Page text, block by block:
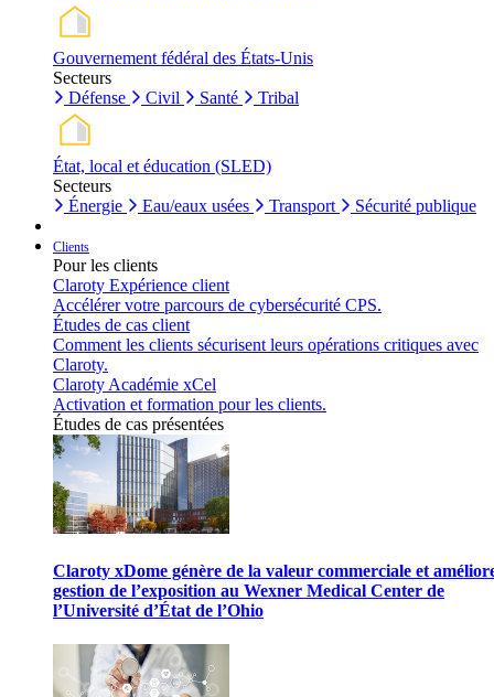
Gouvernement fédéral des États-Unis
Secteurs
Défense
Civil Santé Tribal
État, local et éducation (SLED)
Secteurs
Énergie
Eau/eaux usées Transport Sécurité publique
Clients
Pour les clients
Claroty Expérience client
Accélérer votre parcours de cybersécurité CPS.
Études de cas client
Comment les clients sécurisent leurs opérations critiques avec
Claroty.
Claroty Académie xCel
Activation et formation pour les clients.
Études de cas présentées
Claroty xDome génère de la valeur commerciale et
gestion de l’exposition au Wexner Medical Center de
l’Université d’État de l’Ohio